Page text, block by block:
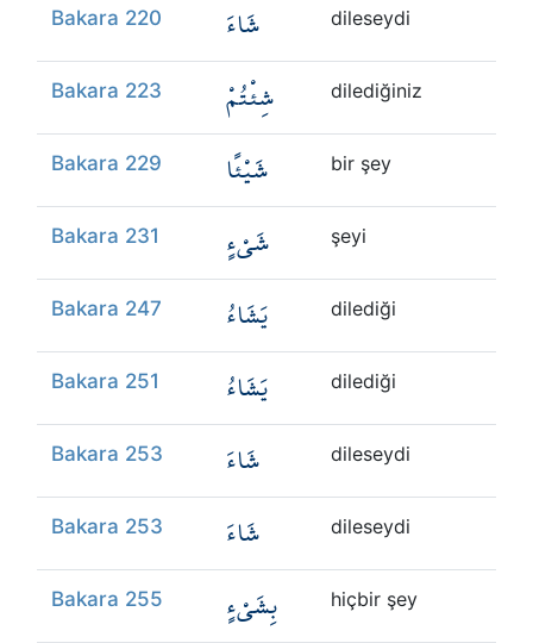
Bakara 220 شَاءَ dileseydi
Bakara 223 شِئْتُمْ dilediğiniz
Bakara 229 شَيْئًا bir şey
Bakara 231 شَيْءٍ şeyi
Bakara 247 يَشَاءُ dilediği
Bakara 251 يَشَاءُ dilediği
Bakara 253 شَاءَ dileseydi
Bakara 253 شَاءَ dileseydi
Bakara 255 بِشَيْءٍ hiçbir şey